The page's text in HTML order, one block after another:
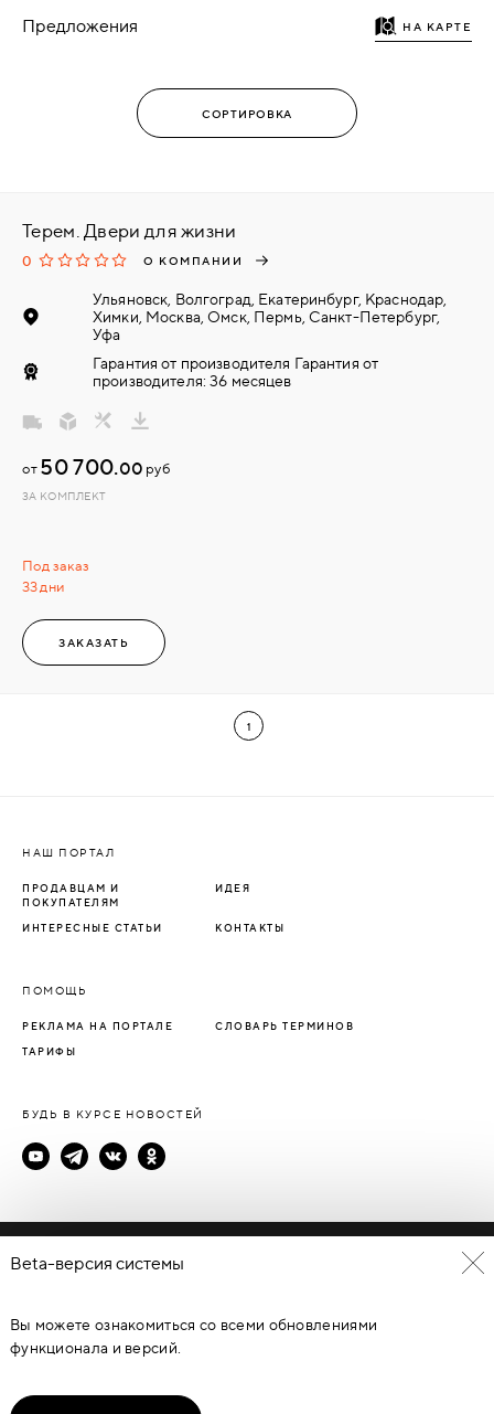
Предложения НА КАРТЕ
Терем. Двери для жизни
0 О КОМПАНИИ
Ульяновск, Волгоград, Екатеринбург, Краснодар,
Химки, Москва, Омск, Пермь, Санкт-Петербург,
Уфа
Гарантия от производителя Гарантия от
производителя: 36 месяцев
Под заказ
33 дни
от50 700.00 руб
ЗА КОМПЛЕКТ
ЗАКАЗАТЬ
1
НАШ ПОРТАЛ
ПРОДАВЦАМ И
ПОКУПАТЕЛЯМ
ИДЕЯ
ИНТЕРЕСНЫЕ СТАТЬИ КОНТАКТЫ
ПОМОЩЬ
РЕКЛАМА НА ПОРТАЛЕ СЛОВАРЬ ТЕРМИНОВ
ТАРИФЫ
БУДЬ В КУРСЕ НОВОСТЕЙ
Политика конфиденциальности
© Каталог дверей - DverProf, 2021-2026Материалы сайта
являются объектами авторского права. Запрещается
копирование, распространение, любое использование
ФЕДЕРАЦИИ ОТ 09.07.93Г. №5351-1 “ОБ АВТОРСКОМ ПРАВЕ И
СМЕЖНЫХ ПРАВАХ” (с изменениями от 19 июля 1995 г., 20 июля
Beta-версия системы
Вы можете ознакомиться со всеми обновлениями
функционала и версий.